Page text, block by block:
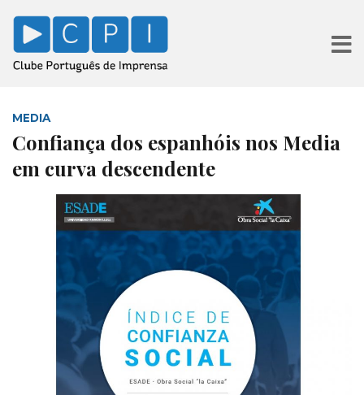
MEDIA
Confiança dos espanhóis nos Media
em curva descendente